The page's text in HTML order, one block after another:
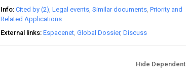
Info Cited by (2) Legal events Similar documents Priority and
Related Applications
External links Espacenet Global Dossier Discuss
Hide Dependent